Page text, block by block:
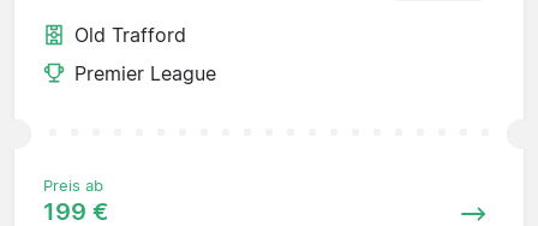
Old Trafford
Premier League
Preis ab
199 €